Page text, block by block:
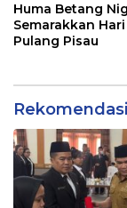
Huma Betang
Semarakkan
Pulang Pisau